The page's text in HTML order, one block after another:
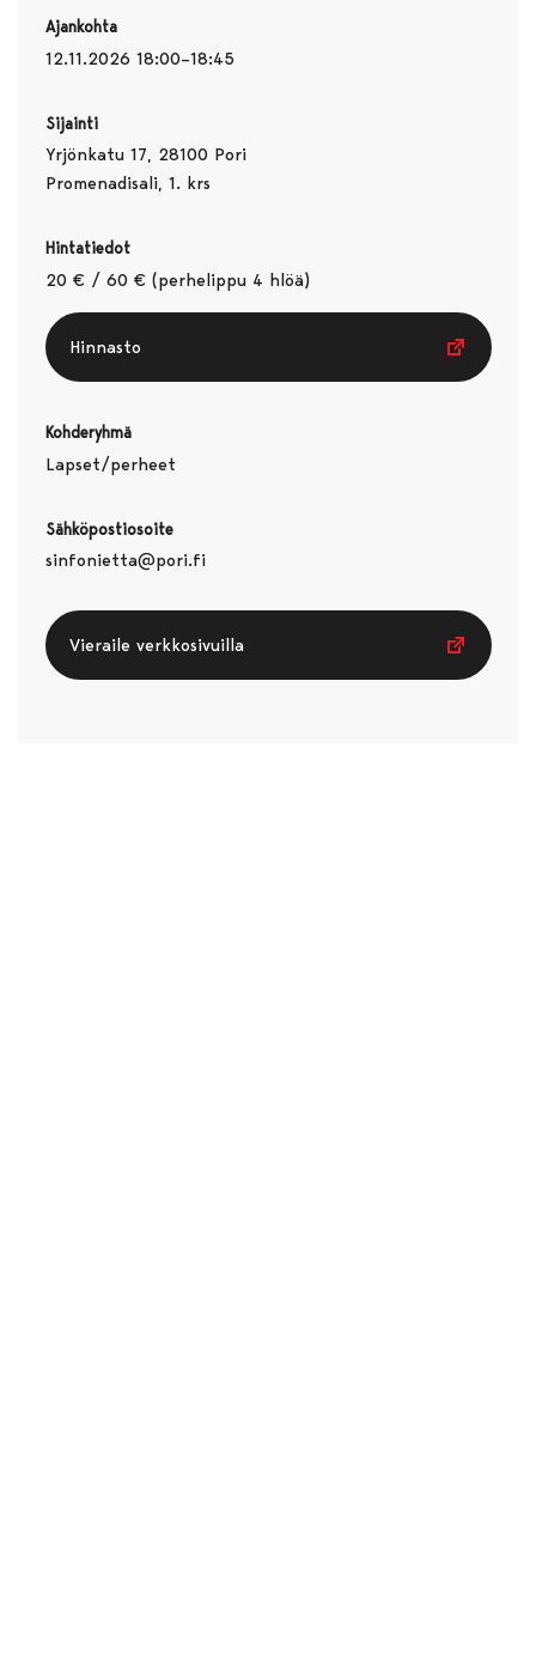
Ajankohta
12.11.2026 18:00–18:45
Sijainti
Yrjönkatu 17, 28100 Pori
Promenadisali, 1. krs
Hintatiedot
20 € / 60 € (perhelippu 4 hlöä)
Hinnasto
Kohderyhmä
Lapset/perheet
Sähköpostiosoite
sinfonietta@pori.fi
Vieraile verkkosivuilla